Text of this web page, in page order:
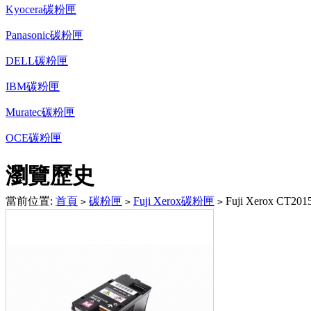
Kyocera碳粉匣
Panasonic碳粉匣
DELL碳粉匣
IBM碳粉匣
Muratec碳粉匣
OCE碳粉匣
瀏覽歷史
當前位置: 首頁 > 碳粉匣 > Fuji Xerox碳粉匣 > Fuji Xerox